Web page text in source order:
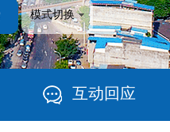
模式切换
互动回应